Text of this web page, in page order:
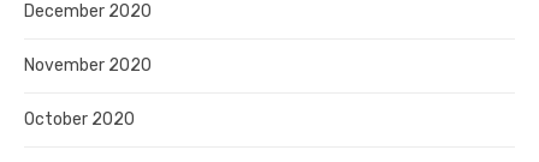
December 2020
November 2020
October 2020